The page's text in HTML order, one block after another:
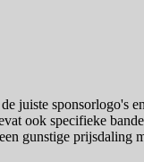
juiste sponsorlogo's
ook specifieke
gunstige prijsdaling